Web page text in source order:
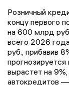
Розничный
концу первого
на 600 млрд
всего 2026
руб., прибавив
вырастет на
автокредитов